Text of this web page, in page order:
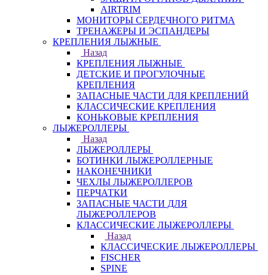
AIRTRIM
МОНИТОРЫ СЕРДЕЧНОГО РИТМА
ТРЕНАЖЕРЫ И ЭСПАНДЕРЫ
КРЕПЛЕНИЯ ЛЫЖНЫЕ
Назад
КРЕПЛЕНИЯ ЛЫЖНЫЕ
ДЕТСКИЕ И ПРОГУЛОЧНЫЕ
КРЕПЛЕНИЯ
ЗАПАСНЫЕ ЧАСТИ ДЛЯ КРЕПЛЕНИЙ
КЛАССИЧЕСКИЕ КРЕПЛЕНИЯ
КОНЬКОВЫЕ КРЕПЛЕНИЯ
ЛЫЖЕРОЛЛЕРЫ
Назад
ЛЫЖЕРОЛЛЕРЫ
БОТИНКИ ЛЫЖЕРОЛЛЕРНЫЕ
НАКОНЕЧНИКИ
ЧЕХЛЫ ЛЫЖЕРОЛЛЕРОВ
ПЕРЧАТКИ
ЗАПАСНЫЕ ЧАСТИ ДЛЯ
ЛЫЖЕРОЛЛЕРОВ
КЛАССИЧЕСКИЕ ЛЫЖЕРОЛЛЕРЫ
Назад
КЛАССИЧЕСКИЕ ЛЫЖЕРОЛЛЕРЫ
FISCHER
SPINE